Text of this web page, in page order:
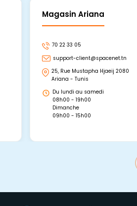
Magasin Ariana
70 22 33 05
support-client@spacenet.tn
25, Rue Mustapha Hjaeij 2080
Ariana - Tunis
Du lundi au samedi
08h00 - 19h00
Dimanche
09h00 - 15h00